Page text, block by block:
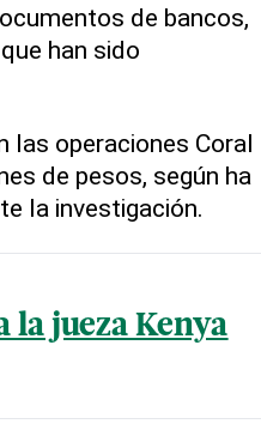
de bancos,
han sido
las operaciones Coral
de pesos, según ha
la investigación.
la jueza Kenya